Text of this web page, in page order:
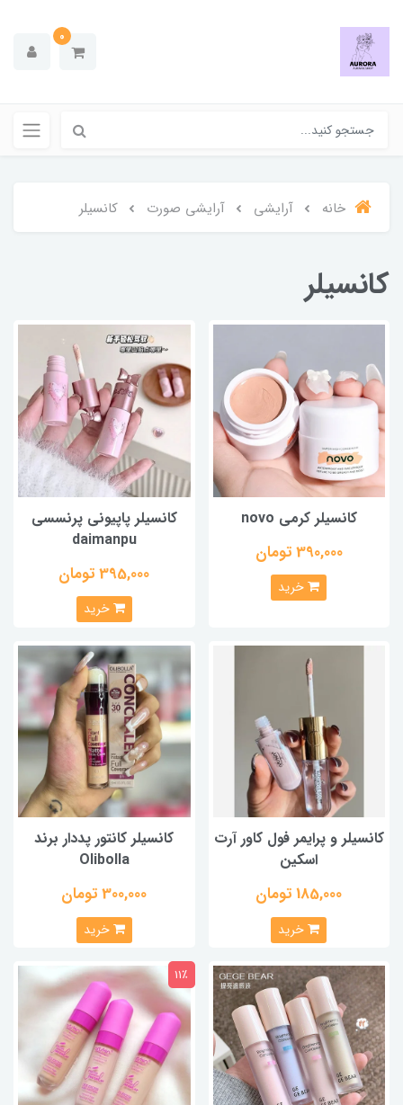
0
خانه آرایشی آرایشی صورت کانسیلر
کانسیلر
کانسیلر کرمی novo
390,000 تومان
خرید
کانسیلر پاپیونی پرنسسی
daimanpu
395,000 تومان
خرید
کانسیلر و پرایمر فول کاور آرت
اسکین
185,000 تومان
خرید
کانسیلر کانتور پددار برند
Olibolla
300,000 تومان
خرید
11٪